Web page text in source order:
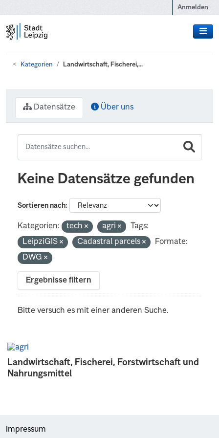
Anmelden
Kategorien Landwirtschaft, Fischerei,...
Landwirtschaft, Fischerei, Forstwirtschaft und
Nahrungsmittel
Datensätze Über uns
Keine Datensätze gefunden
Sortieren nach
Kategorien: tech agri
Tags:
LeipziGIS
Cadastral parcels
Formate:
DWG
Ergebnisse filtern
Bitte versuch es mit einer anderen Suche.
Impressum